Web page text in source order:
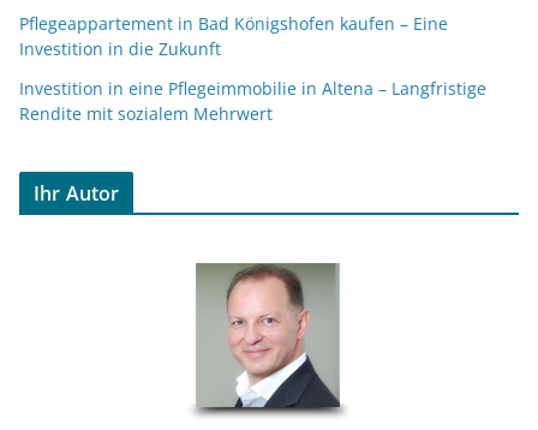
Pflegeappartement in Bad Königshofen kaufen – Eine
Investition in die Zukunft
Investition in eine Pflegeimmobilie in Altena – Langfristige
Rendite mit sozialem Mehrwert
Ihr Autor